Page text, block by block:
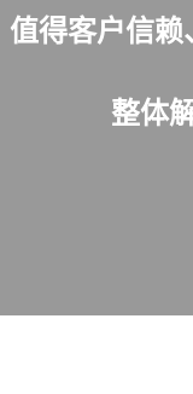
值得客户信
整体